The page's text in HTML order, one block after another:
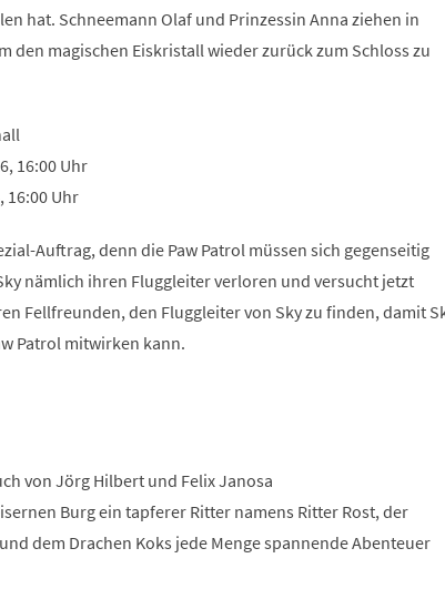
hat. Schneemann Olaf und Prinzessin Anna ziehen in
den magischen Eiskristall wieder zurück zum Schloss zu
16:00 Uhr
16:00 Uhr
Auftrag, denn die Paw Patrol müssen sich gegenseitig
nämlich ihren Fluggleiter verloren und versucht jetzt
Fellfreunden, den Fluggleiter von Sky zu finden, damit
Patrol mitwirken kann.
von Jörg Hilbert und Felix Janosa
Burg ein tapferer Ritter namens Ritter Rost, der
dem Drachen Koks jede Menge spannende Abenteuer